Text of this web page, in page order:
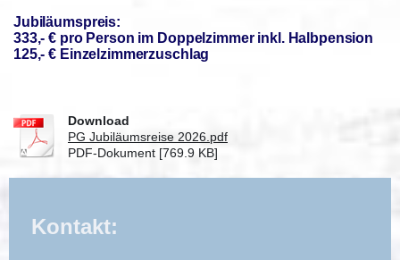
Jubiläumspreis:
333,- € pro Person im Doppelzimmer inkl. Halbpension
125,- € Einzelzimmerzuschlag
Download
PG Jubiläumsreise 2026.pdf
PDF-Dokument [769.9 KB]
Kontakt: